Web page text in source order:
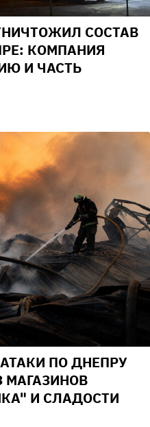
СОСТАВ
КОМПАНИЯ
И ЧАСТЬ
ПО ДНЕПРУ
МАГАЗИНОВ
И СЛАДОСТИ